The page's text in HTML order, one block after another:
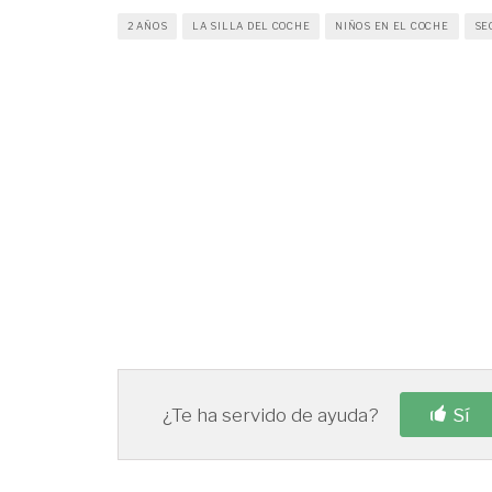
2 AÑOS LA SILLA DEL COCHE NIÑOS EN EL COCHE
¿Te ha servido de ayuda? Sí